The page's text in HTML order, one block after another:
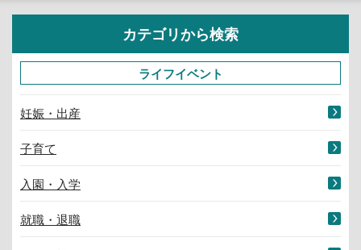
カテゴリから検索
ライフイベント
妊娠・出産
子育て
入園・入学
就職・退職